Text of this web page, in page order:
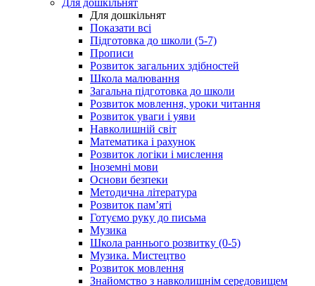
Для дошкільнят
Для дошкільнят
Показати всі
Підготовка до школи (5-7)
Прописи
Розвиток загальних здібностей
Школа малювання
Загальна підготовка до школи
Розвиток мовлення, уроки читання
Розвиток уваги і уяви
Навколишній світ
Математика і рахунок
Розвиток логіки і мислення
Іноземні мови
Основи безпеки
Методична література
Розвиток пам’яті
Готуємо руку до письма
Музика
Школа раннього розвитку (0-5)
Музика. Мистецтво
Розвиток мовлення
Знайомство з навколишнім середовищем